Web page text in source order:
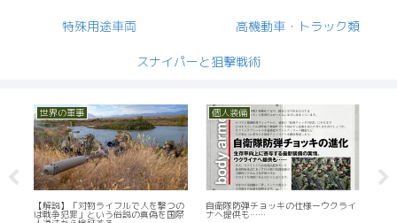
特殊用途車両 高機動車・トラック類
スナイパーと狙撃戦術
世界の軍事
【解説】「対物ライフルで人を撃つの
は戦争犯罪」という俗説の真偽を国際
個人装備
自衛隊防弾チョッキの仕様ーウクライ
ナへ提供も……